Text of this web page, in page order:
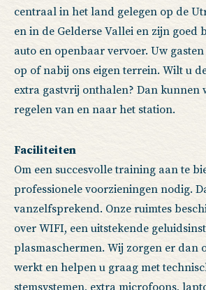
centraal in het land gelegen op de
en in de Gelderse Vallei en zijn goed
auto en openbaar vervoer. Uw
op of nabij ons eigen terrein. Wilt u
extra gastvrij onthalen? Dan kunnen
regelen van en naar het station.
Faciliteiten
Om een succesvolle training aan te
professionele voorzieningen nodig.
vanzelfsprekend. Onze ruimtes
over WIFI, een uitstekende
plasmaschermen. Wij zorgen er dan
werkt en helpen u graag met
stemsystemen, extra microfoons,